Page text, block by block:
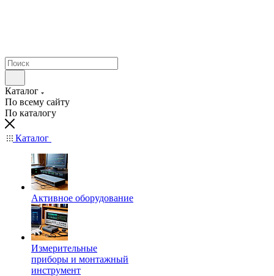
Каталог
По всему сайту
По каталогу
Каталог
Активное оборудование
Измерительные
приборы и монтажный
инструмент